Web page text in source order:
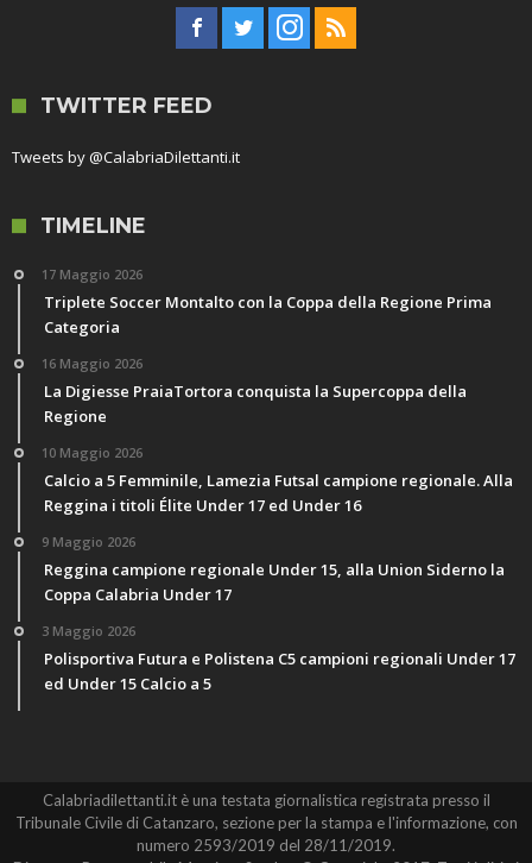
TWITTER FEED
Tweets by @CalabriaDilettanti.it
TIMELINE
17 Maggio 2026
Triplete Soccer Montalto con la Coppa della Regione Prima
Categoria
16 Maggio 2026
La Digiesse PraiaTortora conquista la Supercoppa della
Regione
10 Maggio 2026
Calcio a 5 Femminile, Lamezia Futsal campione regionale. Alla
Reggina i titoli Élite Under 17 ed Under 16
9 Maggio 2026
Reggina campione regionale Under 15, alla Union Siderno la
Coppa Calabria Under 17
3 Maggio 2026
Polisportiva Futura e Polistena C5 campioni regionali Under 17
ed Under 15 Calcio a 5
Calabriadilettanti.it è una testata giornalistica registrata presso il
Tribunale Civile di Catanzaro, sezione per la stampa e l'informazione, con
numero 2593/2019 del 28/11/2019.